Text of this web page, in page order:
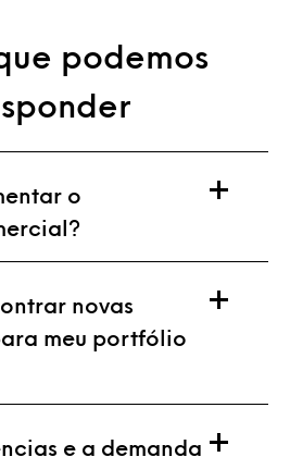
podemos
o
novas
meu portfólio
e a demanda